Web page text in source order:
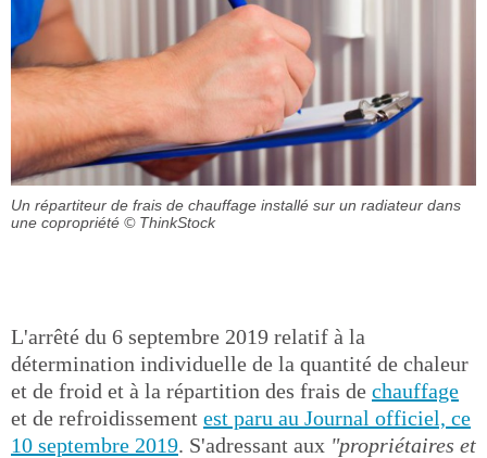
Un répartiteur de frais de chauffage installé sur un radiateur dans
une copropriété © ThinkStock
L'arrêté du 6 septembre 2019 relatif à la
détermination individuelle de la quantité de chaleur
et de froid et à la répartition des frais de chauffage
et de refroidissement est paru au Journal officiel, ce
10 septembre 2019. S'adressant aux "propriétaires et